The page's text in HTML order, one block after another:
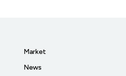
Market
News